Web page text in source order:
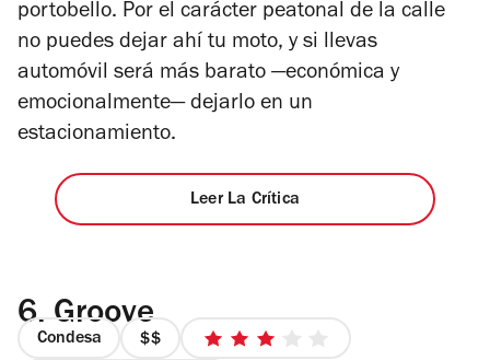
portobello. Por el carácter peatonal de la calle
no puedes dejar ahí tu moto, y si llevas
automóvil será más barato —económica y
emocionalmente— dejarlo en un
estacionamiento.
Leer La Crítica
6. Groove
Condesa
precio
3